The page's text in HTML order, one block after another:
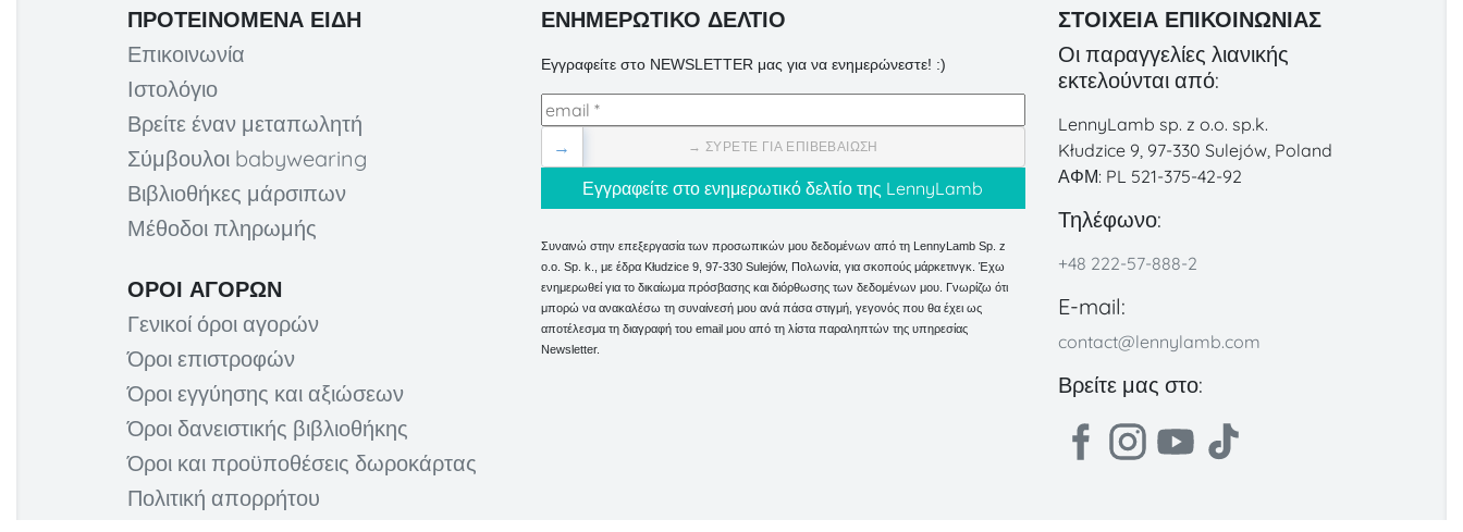
ΠΡΟΤΕΙΝΌΜΕΝΑ ΕΊΔΗ
Επικοινωνία
Ιστολόγιο
Βρείτε έναν μεταπωλητή
Σύμβουλοι babywearing
Βιβλιοθήκες μάρσιπων
Μέθοδοι πληρωμής
ΌΡΟΙ ΑΓΟΡΏΝ
Γενικοί όροι αγορών
Όροι επιστροφών
Όροι εγγύησης και αξιώσεων
Όροι δανειστικής βιβλιοθήκης
Όροι και προϋποθέσεις δωροκάρτας
Πολιτική απορρήτου
ΕΝΗΜΕΡΩΤΙΚΟ ΔΕΛΤΙΟ
Εγγραφείτε στο NEWSLETTER μας για να ενημερώνεστε! :)
→ ΣΎΡΕΤΕ ΓΙΑ ΕΠΙΒΕΒΑΊΩΣΗ
→
Συναινώ στην επεξεργασία των προσωπικών μου δεδομένων από τη LennyLamb Sp. z
o.o. Sp. k., με έδρα Kłudzice 9, 97-330 Sulejów, Πολωνία, για σκοπούς μάρκετινγκ. Έχω
ενημερωθεί για το δικαίωμα πρόσβασης και διόρθωσης των δεδομένων μου. Γνωρίζω ότι
μπορώ να ανακαλέσω τη συναίνεσή μου ανά πάσα στιγμή, γεγονός που θα έχει ως
αποτέλεσμα τη διαγραφή του email μου από τη λίστα παραληπτών της υπηρεσίας
Newsletter.
ΣΤΟΙΧΕΊΑ ΕΠΙΚΟΙΝΩΝΊΑΣ
Οι παραγγελίες λιανικής
εκτελούνται από:
LennyLamb sp. z o.o. sp.k.
Kłudzice 9, 97-330 Sulejów, Poland
ΑΦΜ: PL 521-375-42-92
Τηλέφωνο:
+48 222-57-888-2
E-mail:
contact@lennylamb.com
Βρείτε μας στο: